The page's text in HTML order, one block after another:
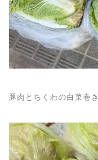
豚肉とちくわの白菜巻き